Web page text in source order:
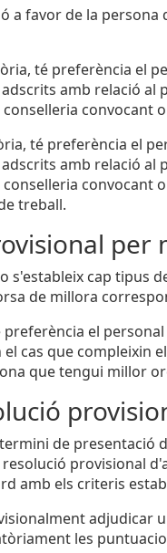
a favor de la
té preferència el
amb relació al
convocant
té preferència el
amb relació al
convocant
treball.
per
s'estableix cap tipus
de millora
el
el cas que
que tengui millor
de presentació
provisional
amb els criteris
adjudicar
les